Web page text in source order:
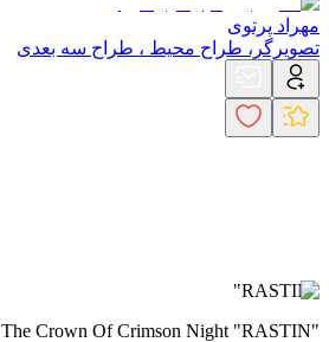
مهراد پرتوی
تصویرگر، طراح محیط ، طراح سه بعدی
"RASTIN"
The Crown Of Crimson Night "RASTIN"